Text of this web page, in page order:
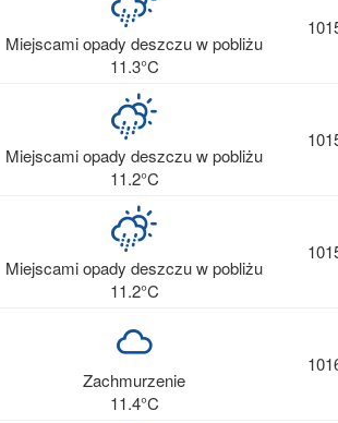
Miejscami opady deszczu w pobliżu
11.3°C
Miejscami opady deszczu w pobliżu
11.2°C
Miejscami opady deszczu w pobliżu
11.2°C
Zachmurzenie
11.4°C